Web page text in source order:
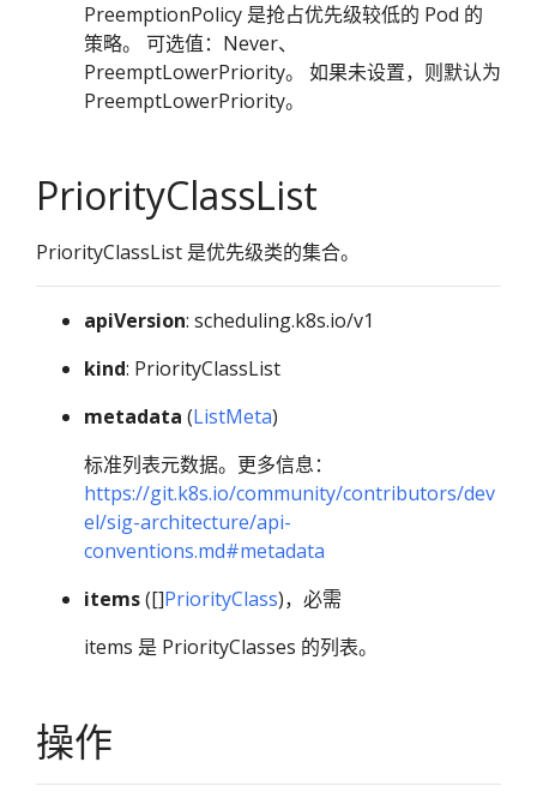
PreemptionPolicy 是抢占优先级较低的 Pod 的
策略。 可选值：Never、
PreemptLowerPriority。 如果未设置，则默认为
PreemptLowerPriority。
PriorityClassList
PriorityClassList 是优先级类的集合。
apiVersion: scheduling.k8s.io/v1
kind: PriorityClassList
metadata (ListMeta)
标准列表元数据。更多信息：
https://git.k8s.io/community/contributors/dev
el/sig-architecture/api-
conventions.md#metadata
items([]PriorityClass)，必需
items 是 PriorityClasses 的列表。
操作